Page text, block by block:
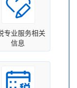
专业服务相关
信息